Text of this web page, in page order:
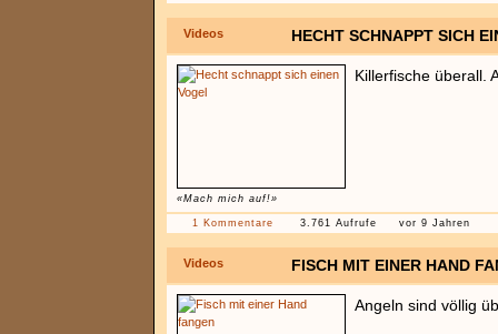
Videos HECHT SCHNAPPT SICH
«Mach mich auf!»
Killerfische überall.
1 Kommentare 3.761 Aufrufe vor 9 Jahren
Videos FISCH MIT EINER HAND
Angeln sind völlig